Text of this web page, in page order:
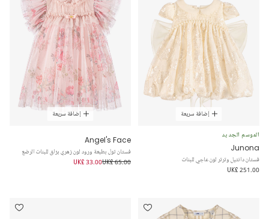
إضافة سريعة
الموسم الجديد
Junona
فستان دانتيل وترتر لون عاجي للبنات
UK£ 251.00
إضافة سريعة
Angel's Face
فستان تول بطبعة ورود لون زهري برّاق للبنات الرضع
UK£ 65.00
UK£ 33.00